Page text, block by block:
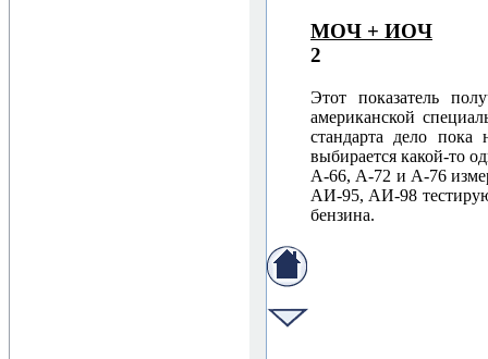
МОЧ + ИОЧ
2
Этот показатель
американской
стандарта дело
выбирается какой-то
А-66, А-72 и А-76
АИ-95, АИ-98
бензина.